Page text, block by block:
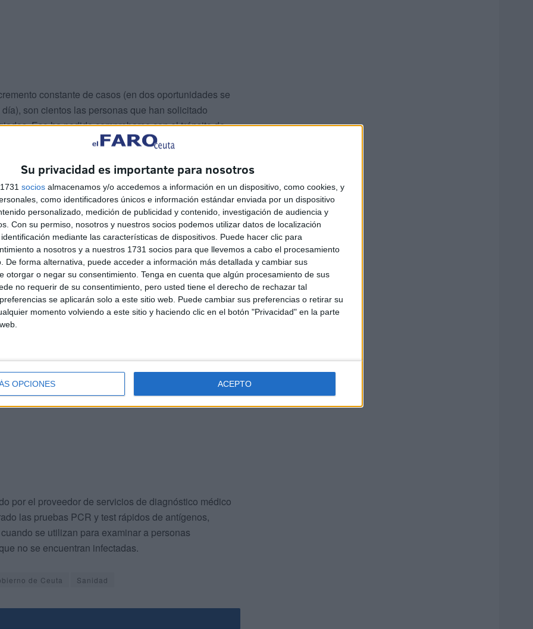
Su privacidad es importante para nosotros
socios almacenamos y/o accedemos a información en un dispositivo, como cookies, y
como identificadores únicos e información estándar enviada por un dispositivo
personalizado, medición de publicidad y contenido, investigación de audiencia y
Con su permiso, nosotros y nuestros socios podemos utilizar datos de localización
mediante las características de dispositivos. Puede hacer clic para
a nosotros y a nuestros 1731 socios para que llevemos a cabo el procesamiento
De forma alternativa, puede acceder a información más detallada y cambiar sus
otorgar o negar su consentimiento. Tenga en cuenta que algún procesamiento de sus
no requerir de su consentimiento, pero usted tiene el derecho de rechazar tal
se aplicarán solo a este sitio web. Puede cambiar sus preferencias o retirar su
momento volviendo a este sitio y haciendo clic en el botón "Privacidad" en la parte
OPCIONES ACEPTO
constante de casos (en dos oportunidades se
son cientos las personas que han solicitado
Eso ha podido comprobarse con el tránsito de
consejero de Sanidad, Alberto
el último jueves se habían realizado en la explanada
nuevos.
Vasco también están bastante por encima de la
Por encima de la media, también se sitúan
estos últimos prácticamente en niveles de la
unas 1.127,59 pruebas de antígenos o PCRs por
últimos diez días 65.700 PCR y 29.178 test
Madrid, Comunidad Valenciana, Murcia y Castilla La
por el proveedor de servicios de diagnóstico médico
las pruebas PCR y test rápidos de antígenos,
se utilizan para examinar a personas
no se encuentran infectadas.
de Ceuta Sanidad